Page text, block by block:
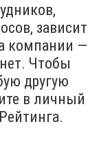
зависит
компании —
Чтобы
другую
в личный